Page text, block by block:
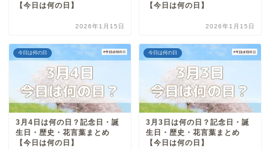
【今日は何の日】
2026年1月15日
【今日は何の日】
2026年1月15日
今日は何の日
3月4日は何の日？記念日・誕
生日・歴史・花言葉まとめ
【今日は何の日】
今日は何の日
3月3日は何の日？記念日・誕
生日・歴史・花言葉まとめ
【今日は何の日】